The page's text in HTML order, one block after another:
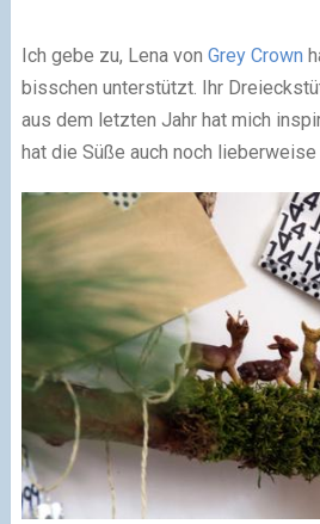
Ich gebe zu, Lena von Grey Crown
bisschen unterstützt. Ihr
aus dem letzten Jahr hat mich
hat die Süße auch noch